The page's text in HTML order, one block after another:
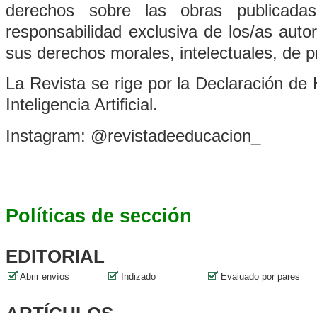
derechos sobre las obras
responsabilidad exclusiva de los/as
sus derechos morales, intelectuales, de
La Revista se rige por la Declaración de
Inteligencia Artificial.
Instagram: @revistadeeducacion_
Políticas de sección
EDITORIAL
Abrir envíos Indizado Evaluado por pares